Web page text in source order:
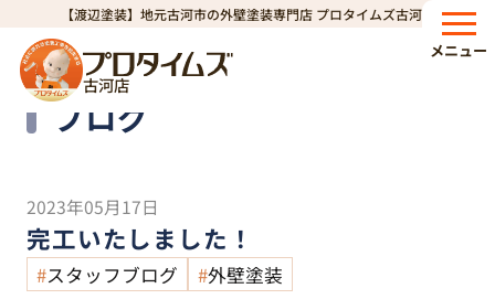
【渡辺塗装】地元古河市の外壁塗装専門店 プロタイムズ古河店
古河店
メニュー
HOME>ブログ>完工いたしました！
ブログ
Blog
2023年05月17日
完工いたしました！
スタッフブログ 外壁塗装